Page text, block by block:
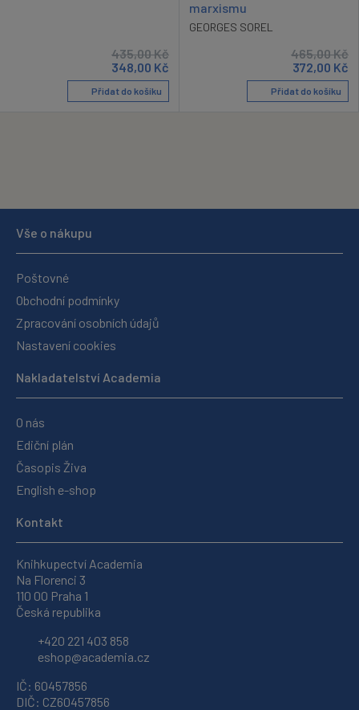
435,00Kč
348,00 Kč
Přidat do košíku
marxismu
GEORGES SOREL
465,00Kč
372,00 Kč
Přidat do košíku
Vše o nákupu
Poštovné
Obchodní podmínky
Zpracování osobních údajů
Nastavení cookies
Nakladatelství Academia
O nás
Ediční plán
Časopis Živa
English e-shop
Kontakt
Knihkupectví Academia
Na Florenci 3
110 00 Praha 1
Česká republika
+420 221 403 858
eshop@academia.cz
IČ: 60457856
DIČ: CZ60457856